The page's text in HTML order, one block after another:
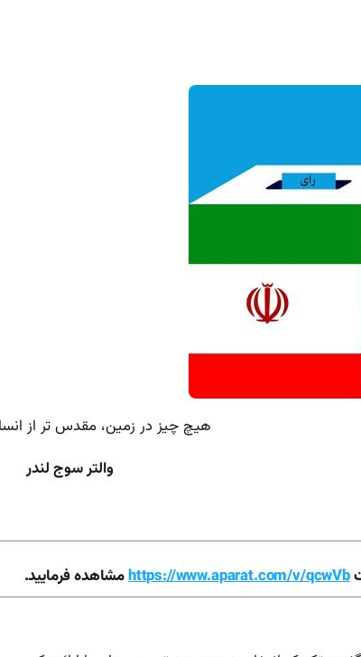
هیچ چیز در زمین، مقدس تر از
والتر سوج لندر
https://www.aparat.com/v/qcwVbمشاهده فرمایید.